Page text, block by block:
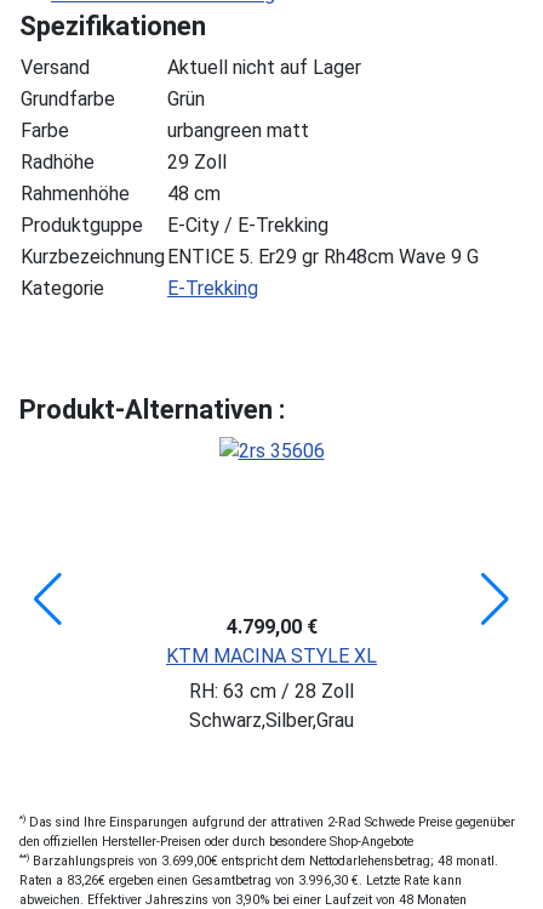
Spezifikationen
Versand
Aktuell nicht auf Lager
Grundfarbe
Grün
Farbe
urbangreen matt
Radhöhe
29 Zoll
Rahmenhöhe
48 cm
Produktguppe
E-City / E-Trekking
KurzbezeichnungENTICE 5. Er29 gr Rh48cm Wave 9 G
Kategorie
E-Trekking
Produkt-Alternativen :
4.799,00 €
KTM MACINA STYLE XL
RH: 63 cm / 28 Zoll
Schwarz,Silber,Grau
*) Das sind Ihre Einsparungen aufgrund der attrativen 2-Rad Schwede Preise gegenüber
den offiziellen Hersteller-Preisen oder durch besondere Shop-Angebote
**) Barzahlungspreis von 3.699,00€ entspricht dem Nettodarlehensbetrag; 48 monatl.
Raten a 83,26€ ergeben einen Gesamtbetrag von 3.996,30 €. Letzte Rate kann
abweichen. Effektiver Jahreszins von 3,90% bei einer Laufzeit von 48 Monaten